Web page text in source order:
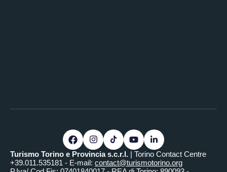
Turismo Torino e Provincia s.c.r.l. | Torino Contact Centre
+39.011.535181 - E-mail: contact@turismotorino.org